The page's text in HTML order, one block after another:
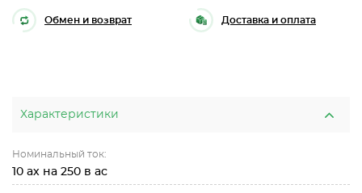
Обмен и возврат Доставка и оплата
Характеристики
Номинальный ток:
10 ах на 250 в ас